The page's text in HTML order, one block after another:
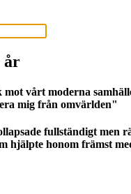
år
vårt moderna
mig från omvärlden"
fullständigt men
hjälpte honom främst